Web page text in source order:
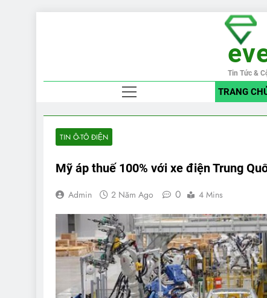
Tin Tức &
TRANG
TIN Ô-TÔ ĐIỆN
Mỹ áp thuế 100% với xe điện Trung
Admin 2 Năm Ago 0 4 Mins